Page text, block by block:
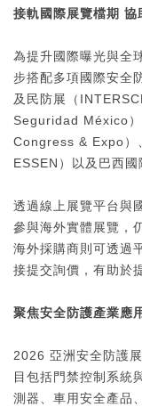
接軌國際展覽檔期 協
為提升國際曝光與全
步搭配多項國際安全
及民防展（
Seguridad México
Congress & Expo）
ESSEN）以及巴西
透過線上展覽平台與
參與海外實體展覽，
海外採購商則可透過
接提交詢價，有助於
聚焦安全防護產業應
2026 亞洲安全防護
目包括門禁控制系統
測器、車用安全產品